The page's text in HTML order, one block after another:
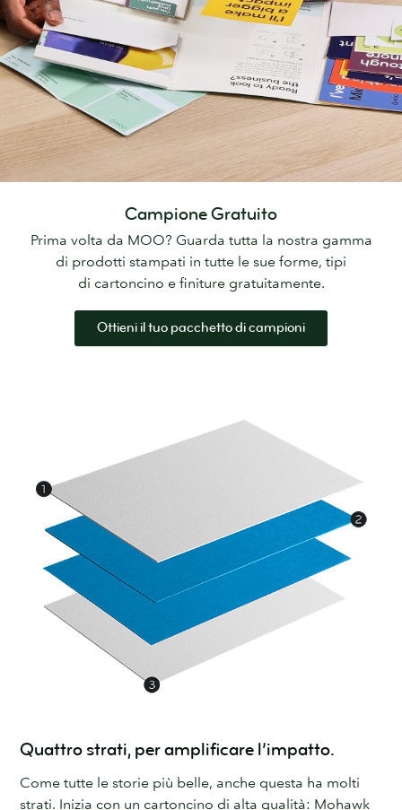
Campione Gratuito
Prima volta da MOO? Guarda tutta la nostra gamma
di prodotti stampati in tutte le sue forme, tipi
di cartoncino e finiture gratuitamente.
Ottieni il tuo pacchetto di campioni
Quattro strati, per amplificare l’impatto.
Come tutte le storie più belle, anche questa ha molti
strati. Inizia con un cartoncino di alta qualità: Mohawk